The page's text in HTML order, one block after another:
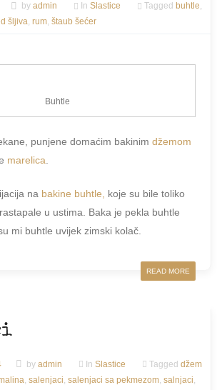
by admin In Slastice Tagged buhtle,
šljiva, rum, štaub šećer
Buhtle
punjene domaćim bakinim džemom
marelica
na bakine buhtle,
koje su bile toliko
u ustima. Baka je pekla buhtle
mi buhtle uvijek zimski kolač.
READ MORE
by admin In Slastice Tagged džem
, salenjaci, salenjaci sa pekmezom, salnjaci,